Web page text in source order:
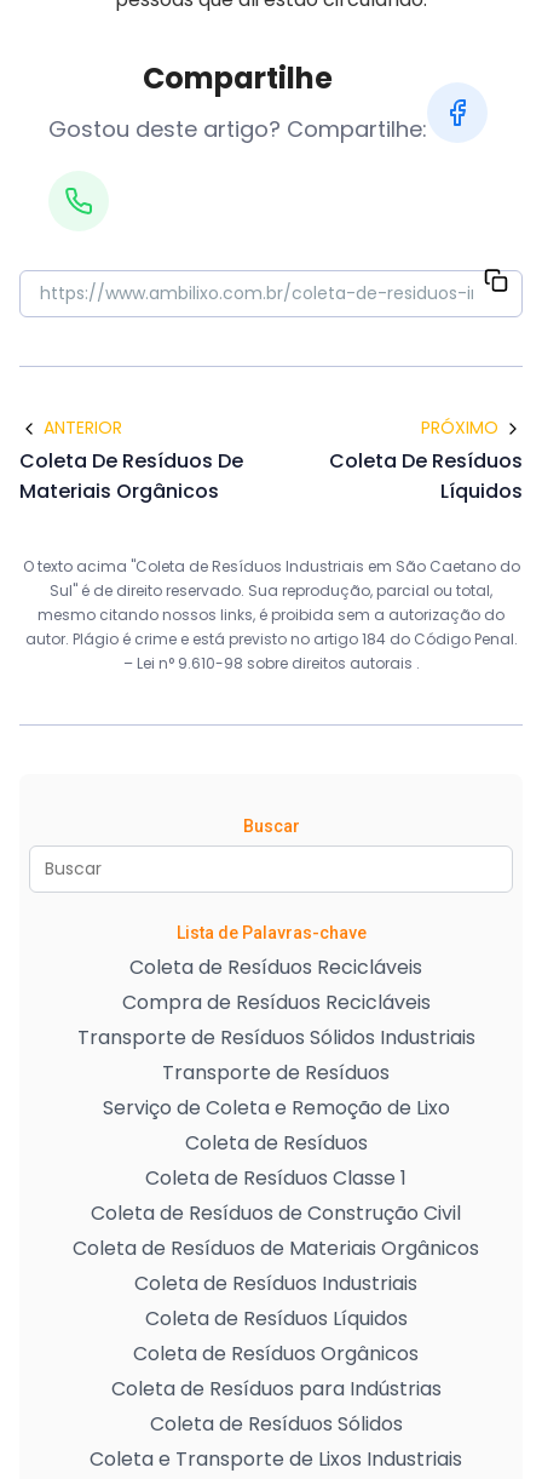
Compartilhe
Gostou deste artigo? Compartilhe:
ANTERIOR
Coleta De Resíduos De
Materiais Orgânicos
PRÓXIMO
Coleta De Resíduos
Líquidos
O texto acima "Coleta de Resíduos Industriais em São Caetano do
Sul" é de direito reservado. Sua reprodução, parcial ou total,
mesmo citando nossos links, é proibida sem a autorização do
autor. Plágio é crime e está previsto no artigo 184 do Código Penal.
– Lei n° 9.610-98 sobre direitos autorais .
Buscar
Lista de Palavras-chave
Coleta de Resíduos Recicláveis
Compra de Resíduos Recicláveis
Transporte de Resíduos Sólidos Industriais
Transporte de Resíduos
Serviço de Coleta e Remoção de Lixo
Coleta de Resíduos
Coleta de Resíduos Classe 1
Coleta de Resíduos de Construção Civil
Coleta de Resíduos de Materiais Orgânicos
Coleta de Resíduos Industriais
Coleta de Resíduos Líquidos
Coleta de Resíduos Orgânicos
Coleta de Resíduos para Indústrias
Coleta de Resíduos Sólidos
Coleta e Transporte de Lixos Industriais